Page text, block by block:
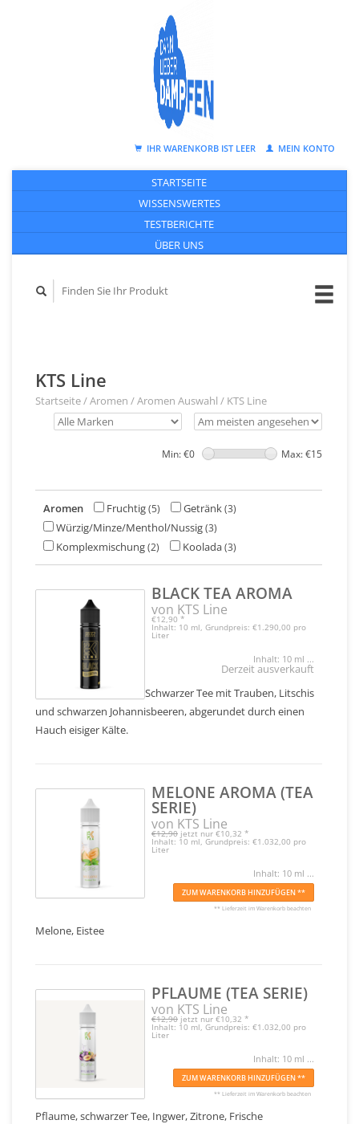
IHR WARENKORB IST LEER MEIN KONTO
STARTSEITE
WISSENSWERTES
TESTBERICHTE
ÜBER UNS
KTS Line
Startseite/Aromen /Aromen Auswahl / KTS Line
Min: €0 Max: €15
Aromen Fruchtig(5) Getränk(3)
Würzig/Minze/Menthol/Nussig(3)
Komplexmischung(2) Koolada(3)
BLACK TEA AROMA
von KTS Line
€12,90 *
Inhalt: 10 ml, Grundpreis: €1.290,00 pro
Liter
Inhalt: 10 ml ...
Derzeit ausverkauft
Schwarzer Tee mit Trauben, Litschis
und schwarzen Johannisbeeren, abgerundet durch einen
Hauch eisiger Kälte.
MELONE AROMA (TEA
SERIE)
von KTS Line
€12,90 jetzt nur €10,32 *
Inhalt: 10 ml, Grundpreis: €1.032,00 pro
Liter
Inhalt: 10 ml ...
ZUM WARENKORB HINZUFÜGEN **
** Lieferzeit im Warenkorb beachten
Melone, Eistee
PFLAUME (TEA SERIE)
von KTS Line
€12,90 jetzt nur €10,32 *
Inhalt: 10 ml, Grundpreis: €1.032,00 pro
Liter
Inhalt: 10 ml ...
ZUM WARENKORB HINZUFÜGEN **
** Lieferzeit im Warenkorb beachten
Pflaume, schwarzer Tee, Ingwer, Zitrone, Frische